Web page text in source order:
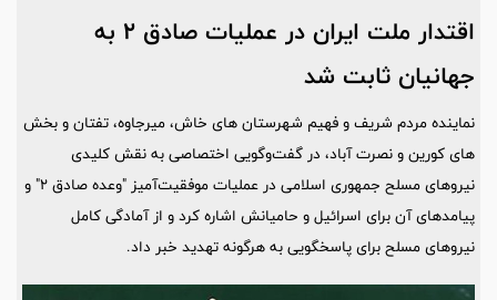
اقتدار ملت ایران در عملیات صادق ۲ به
جهانیان ثابت شد
نماینده مردم شریف و فهیم شهرستان های خاش، میرجاوه، تفتان و بخش
های کورین و نصرت آباد، در گفت‌وگویی اختصاصی به نقش کلیدی
نیروهای مسلح جمهوری اسلامی در عملیات موفقیت‌آمیز "وعده صادق ۲" و
پیامدهای آن برای اسرائیل و حامیانش اشاره کرد و از آمادگی کامل
نیروهای مسلح برای پاسخگویی به هرگونه تهدید خبر داد.